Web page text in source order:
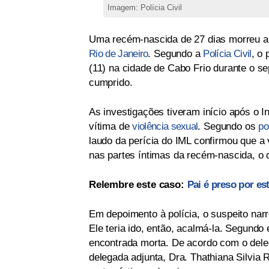
Imagem: Polícia Civil
Uma recém-nascida de 27 dias morreu
Rio de Janeiro. Segundo a Polícia Civil , o
(11) na cidade de Cabo Frio durante o
cumprido.
As investigações tiveram início após o
vítima deviolência sexual. Segundo os
laudo da perícia do IML confirmou que
nas partes íntimas da recém-nascida, o
Relembre este caso: Pai é preso por
Em depoimento à polícia, o suspeito
Ele teria ido, então, acalmá-la.
encontrada morta. De acordo com o
delegada adjunta, Dra. Thathiana Silvia